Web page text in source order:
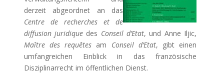
derzeit abgeordnet an das
Centre de recherches et de
diffusion juridique des Conseil d’Etat, und Anne Iljic,
Maître des requêtes am Conseil d’Etat, gibt einen
umfangreichen Einblick in das französische
Disziplinarrecht im öffentlichen Dienst.